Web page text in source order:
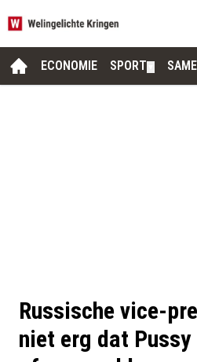
ECONOMIE SPORT
Russische vice-
niet erg dat Pussy